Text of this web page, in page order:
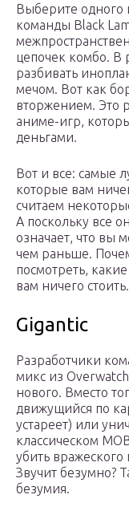
Выберите одного
команды Black
цепочек комбо. В
разбивать
мечом. Вот как
вторжением. Это
аниме-игр,
деньгами.
Вот и все: самые
которые вам
считаем
А поскольку все
означает, что вы
чем раньше.
посмотреть,
вам ничего стоить.
Gigantic
Разработчики
микс из
нового. Вместо
движущийся по
устареет) или
классическом
убить вражеского
Звучит безумно?
безумия.